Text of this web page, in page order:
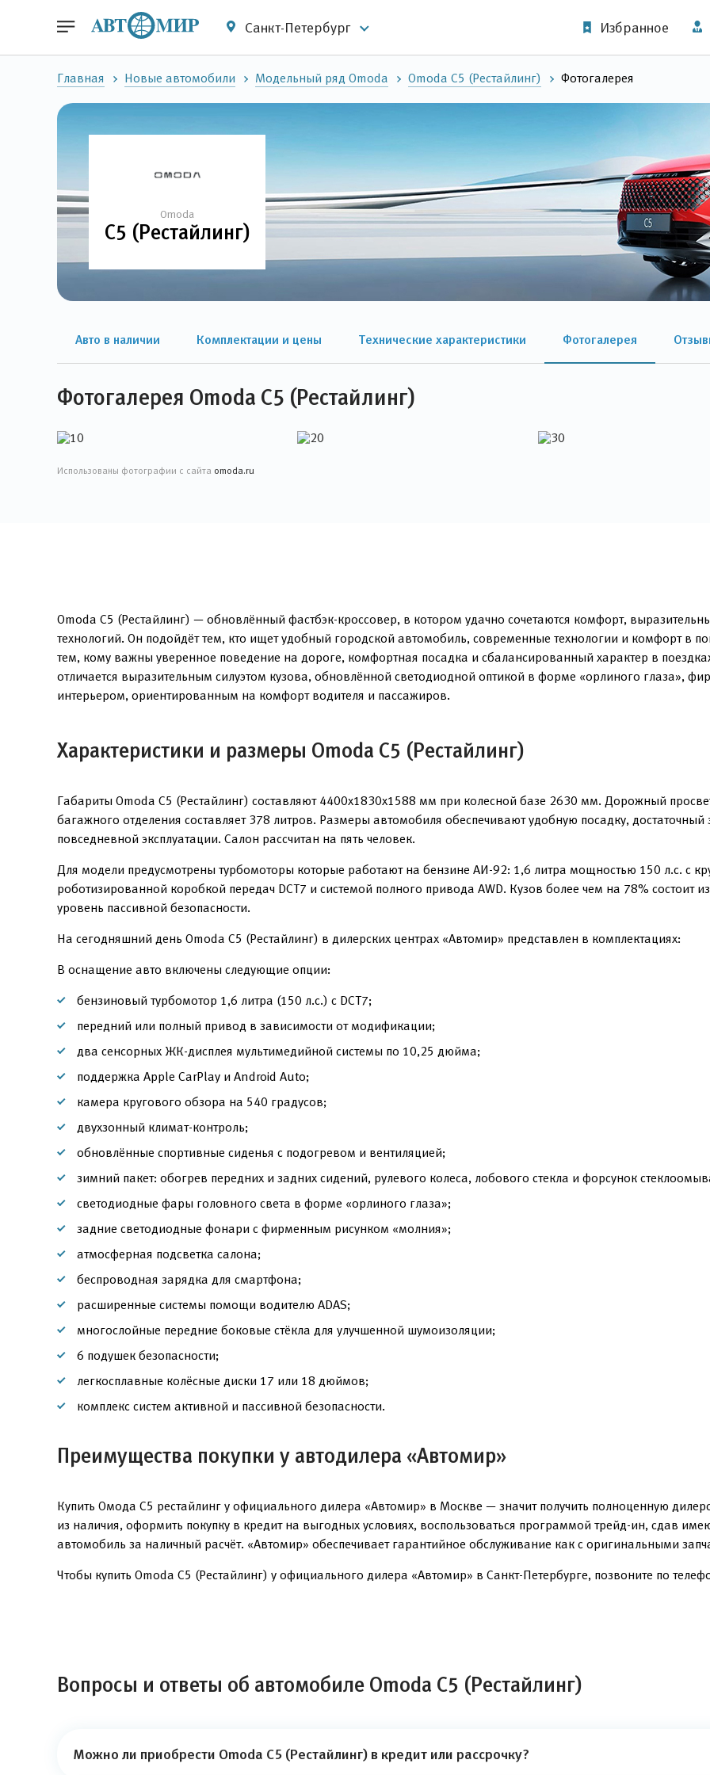
Санкт-Петербург Избранное
Главная Новые автомобили Модельный ряд Omoda Omoda C5 (Рестайлинг) Фотогалерея
Omoda
C5 (Рестайлинг)
Авто в наличии Комплектации и цены Технические характеристики Фотогалерея
Фотогалерея Omoda C5 (Рестайлинг)
Использованы фотографии с сайта omoda.ru
Omoda C5 (Рестайлинг) — обновлённый фастбэк-кроссовер, в котором удачно сочетаются комфорт,
технологий. Он подойдёт тем, кто ищет удобный городской автомобиль, современные технологии и комфорт в
тем, кому важны уверенное поведение на дороге, комфортная посадка и сбалансированный характер в
отличается выразительным силуэтом кузова, обновлённой светодиодной оптикой в форме «орлиного глаза»,
интерьером, ориентированным на комфорт водителя и пассажиров.
Характеристики и размеры Omoda C5 (Рестайлинг)
Габариты Omoda C5 (Рестайлинг) составляют 4400x1830x1588 мм при колесной базе 2630 мм. Дорожный
багажного отделения составляет 378 литров. Размеры автомобиля обеспечивают удобную посадку, достаточный
повседневной эксплуатации. Салон рассчитан на пять человек.
Для модели предусмотрены турбомоторы которые работают на бензине АИ-92: 1,6 литра мощностью 150 л.с. с
роботизированной коробкой передач DCT7 и системой полного привода AWD. Кузов более чем на 78% состоит
уровень пассивной безопасности.
На сегодняшний день Omoda C5 (Рестайлинг) в дилерских центрах «Автомир» представлен в комплектациях:
В оснащение авто включены следующие опции:
бензиновый турбомотор 1,6 литра (150 л.с.) с DCT7;
передний или полный привод в зависимости от модификации;
два сенсорных ЖК-дисплея мультимедийной системы по 10,25 дюйма;
поддержка Apple CarPlay и Android Auto;
камера кругового обзора на 540 градусов;
двухзонный климат-контроль;
обновлённые спортивные сиденья с подогревом и вентиляцией;
зимний пакет: обогрев передних и задних сидений, рулевого колеса, лобового стекла и форсунок
светодиодные фары головного света в форме «орлиного глаза»;
задние светодиодные фонари с фирменным рисунком «молния»;
атмосферная подсветка салона;
беспроводная зарядка для смартфона;
расширенные системы помощи водителю ADAS;
многослойные передние боковые стёкла для улучшенной шумоизоляции;
6 подушек безопасности;
легкосплавные колёсные диски 17 или 18 дюймов;
комплекс систем активной и пассивной безопасности.
Преимущества покупки у автодилера «Автомир»
Купить Омода С5 рестайлинг у официального дилера «Автомир» в Москве — значит получить полноценную
из наличия, оформить покупку в кредит на выгодных условиях, воспользоваться программой трейд-ин, сдав
автомобиль за наличный расчёт. «Автомир» обеспечивает гарантийное обслуживание как с оригинальными
Чтобы купить Omoda C5 (Рестайлинг) у официального дилера «Автомир» в Санкт-Петербурге, позвоните по
Вопросы и ответы об автомобиле Omoda C5 (Рестайлинг)
Можно ли приобрести Omoda C5 (Рестайлинг) в кредит или рассрочку?